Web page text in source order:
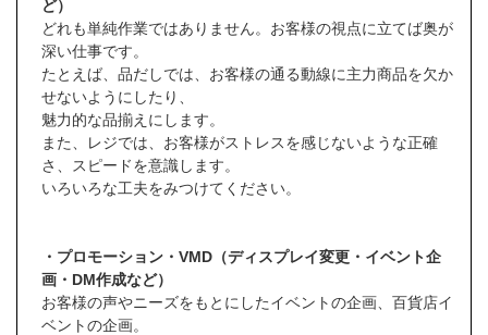
ど）
どれも単純作業ではありません。お客様の視点に立てば奥が
深い仕事です。
たとえば、品だしでは、お客様の通る動線に主力商品を欠か
せないようにしたり、
魅力的な品揃えにします。
また、レジでは、お客様がストレスを感じないような正確
さ、スピードを意識します。
いろいろな工夫をみつけてください。
・プロモーション・VMD（ディスプレイ変更・イベント企
画・DM作成など）
お客様の声やニーズをもとにしたイベントの企画、百貨店イ
ベントの企画。